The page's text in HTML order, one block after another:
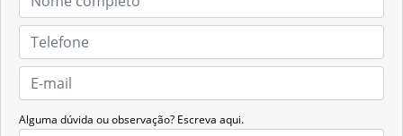
Alguma dúvida ou observação? Escreva aqui.